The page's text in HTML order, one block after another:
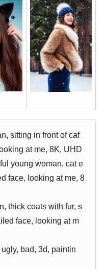
sitting in front of caf
at me, 8K, UHD
young woman, cat e
face, looking at me, 8
thick coats with fur, s
face, looking at m
bad, 3d, paintin